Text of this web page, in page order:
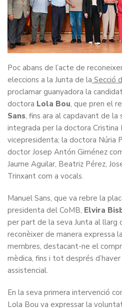
Poc abans de l’acte de
eleccions a la Junta de la Secció
proclamar guanyadora la
doctora Lola Bou, que pren el
Sans, fins ara al capdavant de la
integrada per la doctora Cristina
vicepresidenta; la doctora Núria
doctor Josep Antón Giménez
Jaume Aguilar, Beatriz Pérez,
Trinxant com a vocals.
Manuel Sans, que va rebre la
presidenta del CoMB, Elvira
per part de la seva Junta al llarg
reconèixer de manera expressa
membres, destacant-ne el
mèdica, fins i tot després
assistencial.
En la seva primera intervenció
Lola Bou va expressar la